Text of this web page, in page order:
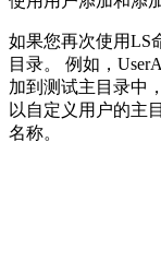
如果您再次使用LS
目录。 例如，
加到测试主目录中
以自定义用户的主
名称。